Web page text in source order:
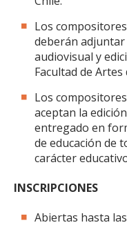
Los
deberán
audiovisual y
Facultad de
Los
aceptan la
entregado en
de educación de
carácter
INSCRIPCIONES
Abiertas hasta